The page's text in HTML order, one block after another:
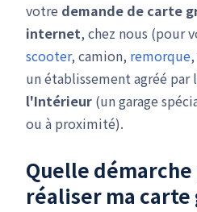
votre demande de carte
internet, chez nous (pour
scooter, camion, remorque
un établissement agréé par
l'Intérieur (un garage
ou à proximité).
Quelle
réaliser ma carte